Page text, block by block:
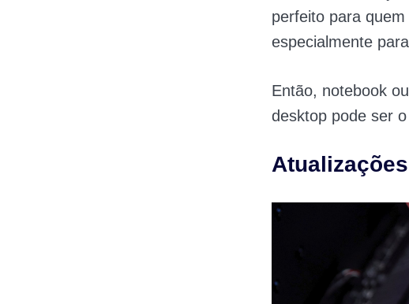
perfeito para
especialmente
Então, notebook
desktop pode ser